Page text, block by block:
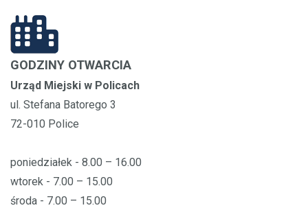
GODZINY OTWARCIA
Urząd Miejski w Policach
ul. Stefana Batorego 3
72-010 Police
poniedziałek - 8.00 – 16.00
wtorek - 7.00 – 15.00
środa - 7.00 – 15.00